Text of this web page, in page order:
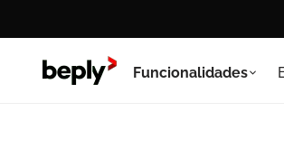
Funcionalidades